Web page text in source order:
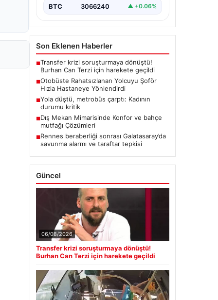
BTC 3066240 ▲ +0.06%
Son Eklenen Haberler
■Transfer krizi soruşturmaya dönüştü!
Burhan Can Terzi için harekete geçildi
■Otobüste Rahatsızlanan Yolcuyu Şoför
Hızla Hastaneye Yönlendirdi
■Yola düştü, metrobüs çarptı: Kadının
durumu kritik
■Dış Mekan Mimarisinde Konfor ve bahçe
mutfağı Çözümleri
■Rennes beraberliği sonrası Galatasaray’da
savunma alarmı ve taraftar tepkisi
Güncel
06/08/2026
Transfer krizi soruşturmaya dönüştü!
Burhan Can Terzi için harekete geçildi